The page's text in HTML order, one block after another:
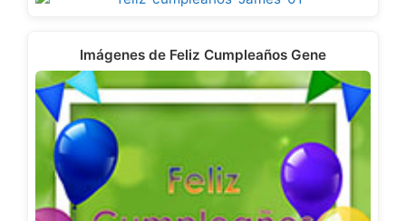
Imágenes de Feliz Cumpleaños Gene